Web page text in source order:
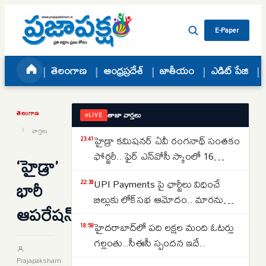
Skip to content
E-Paper
తెలంగాణ ఆంధ్రప్రదేశ్ జాతీయం ఎడిట్ పేజి
తెలంగాణ
› వార్తలు
‘హైడ్రా’
భారీ
ఆపరేషన్‌
Prajapaksham
LIVE తాజా వార్తలు
23:41హైడ్రా కమిషనర్ ఏవీ రంగనాథ్ సంతకం
ఫోర్జరీ.. ఫైర్ ఎన్‌వోసీ స్కాంలో 16
22:38UPI Payments పై ఛార్జీలు విధించే
బిల్లుకు లోక్‌సభ ఆమోదం.. మారనున్న
18:58హైదరాబాద్‌లో పది లక్షల మంది ఓటర్లు
గల్లంతు..సీఈసీ స్పందన ఇదే..